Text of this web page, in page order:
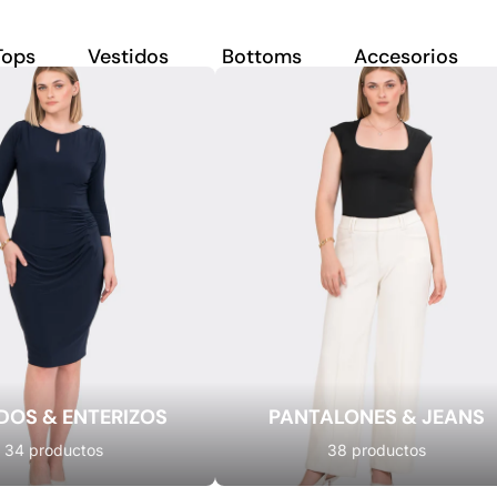
Vestidos Bottoms Accesorios
& ENTERIZOS
34 productos
PANTALONES & JEANS
38 productos